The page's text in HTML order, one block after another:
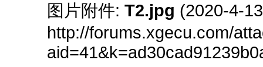
图片附件: T2.jpg (2020-4-
http://forums.xgecu.com/